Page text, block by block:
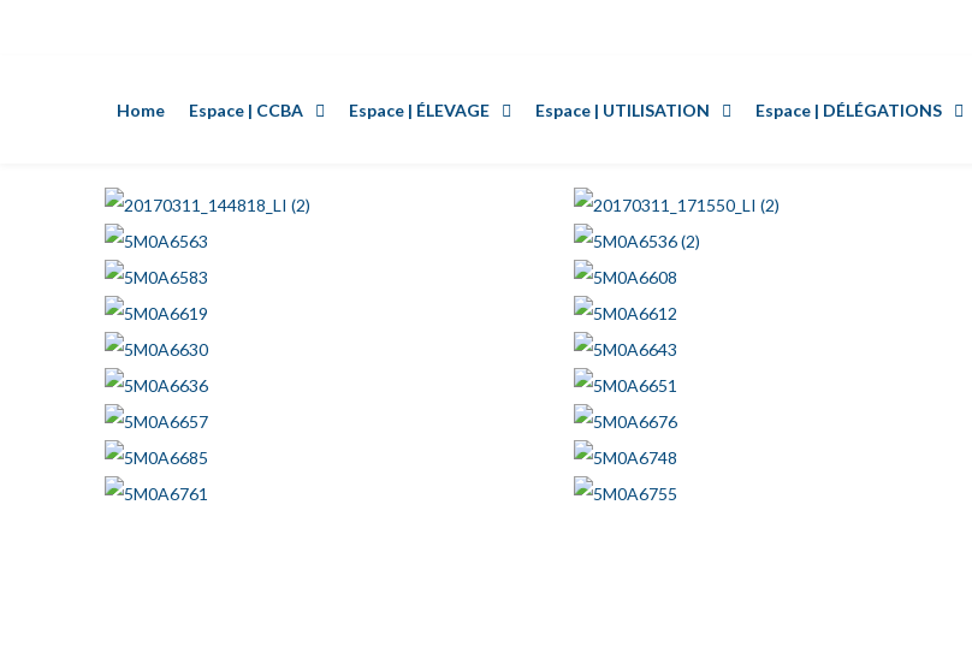
Home Espace | CCBA Espace | ÉLEVAGE Espace | UTILISATION Espace | DÉLÉGATIONS